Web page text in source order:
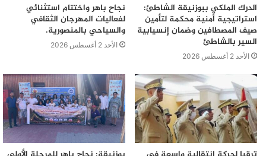
الدرك الملكي ببوزنيقة الشاطئ:
استراتيجية أمنية محكمة لتأمين
صيف المصطافين وضمان إنسيابية
السير بالشاطئ
الأحد 2 أغسطس 2026
نجاح باهر واختتام استثنائي
لفعاليات المهرجان الثقافي
والسياحي بالمنصورية.
الأحد 2 أغسطس 2026